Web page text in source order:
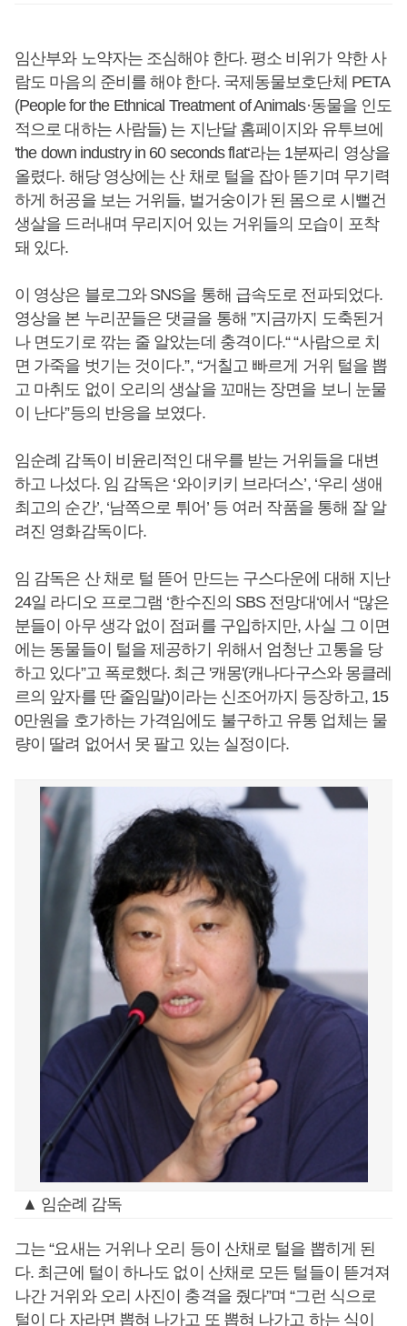
임산부와 노약자는 조심해야 한다. 평소 비위가 약한 사
람도 마음의 준비를 해야 한다. 국제동물보호단체 PETA
(People for the Ethnical Treatment of Animals·동물을 인도
적으로 대하는 사람들) 는 지난달 홈페이지와 유투브에
'the down industry in 60 seconds flat‘라는 1분짜리 영상을
올렸다. 해당 영상에는 산 채로 털을 잡아 뜯기며 무기력
하게 허공을 보는 거위들, 벌거숭이가 된 몸으로 시뻘건
생살을 드러내며 무리지어 있는 거위들의 모습이 포착
돼 있다.
이 영상은 블로그와 SNS을 통해 급속도로 전파되었다.
영상을 본 누리꾼들은 댓글을 통해 ”지금까지 도축된거
나 면도기로 깎는 줄 알았는데 충격이다.“ “사람으로 치
면 가죽을 벗기는 것이다.”, “거칠고 빠르게 거위 털을 뽑
고 마취도 없이 오리의 생살을 꼬매는 장면을 보니 눈물
이 난다”등의 반응을 보였다.
임순례 감독이 비윤리적인 대우를 받는 거위들을 대변
하고 나섰다. 임 감독은 ‘와이키키 브라더스’, ‘우리 생애
최고의 순간’, ‘남쪽으로 튀어’ 등 여러 작품을 통해 잘 알
려진 영화감독이다.
임 감독은 산 채로 털 뜯어 만드는 구스다운에 대해 지난
24일 라디오 프로그램 ‘한수진의 SBS 전망대‘에서 “많은
분들이 아무 생각 없이 점퍼를 구입하지만, 사실 그 이면
에는 동물들이 털을 제공하기 위해서 엄청난 고통을 당
하고 있다”고 폭로했다. 최근 '캐몽'(캐나다구스와 몽클레
르의 앞자를 딴 줄임말)이라는 신조어까지 등장하고, 15
0만원을 호가하는 가격임에도 불구하고 유통 업체는 물
량이 딸려 없어서 못 팔고 있는 실정이다.
▲ 임순례 감독
그는 “요새는 거위나 오리 등이 산채로 털을 뽑히게 된
다. 최근에 털이 하나도 없이 산채로 모든 털들이 뜯겨져
나간 거위와 오리 사진이 충격을 줬다”며 “그런 식으로
털이 다 자라면 뽑혀 나가고 또 뽑혀 나가고 하는 식이